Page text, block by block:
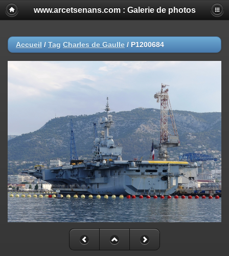
www.arcetsenans.com : Galerie de photos
Accueil / Tag Charles de Gaulle / P1200684